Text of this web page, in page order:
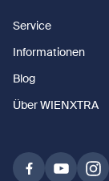
Service
Informationen
Blog
Über WIENXTRA